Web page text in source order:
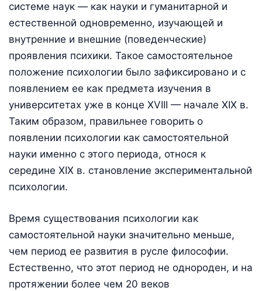
системе наук — как науки и гуманитарной и
естественной одновременно, изучающей и
внутренние и внешние (поведенческие)
проявления психики. Такое самостоятельное
положение психологии было зафиксировано и с
появлением ее как предмета изучения в
университетах уже в конце XVIII — начале XIX в.
Таким образом, правильнее говорить о
появлении психологии как самостоятельной
науки именно с этого периода, относя к
середине XIX в. становление экспериментальной
психологии.
Время существования психологии как
самостоятельной науки значительно меньше,
чем период ее развития в русле философии.
Естественно, что этот период не однороден, и на
протяжении более чем 20 веков